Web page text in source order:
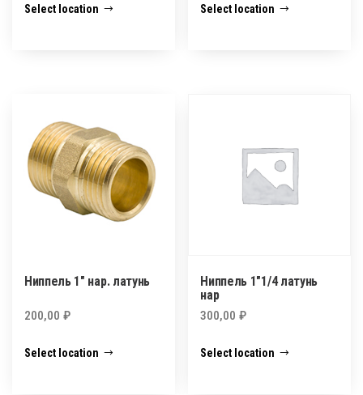
Select location Select location
Ниппель 1″ нар. латунь
200,00 ₽
Select location
Ниппель 1″1/4 латунь
нар
300,00₽
Select location